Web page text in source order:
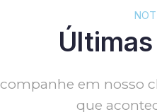
em nosso
que